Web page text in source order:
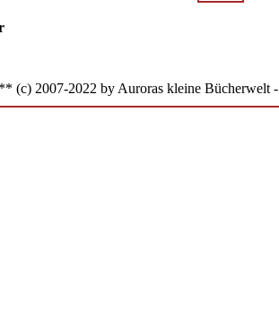
(c) 2007-2022 by Auroras kleine Bücherwelt -